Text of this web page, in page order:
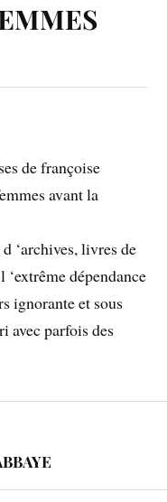
de françoise
avant la
‘archives, livres de
dépendance
ignorante et sous
avec parfois des